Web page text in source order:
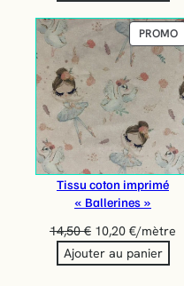
PROMO
Tissu coton imprimé
« Ballerines »
14,50€ 10,20€/mètre
Ajouter au panier